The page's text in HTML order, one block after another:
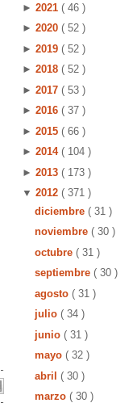
► 2021 ( 46 )
► 2020 ( 52 )
► 2019 ( 52 )
► 2018 ( 52 )
► 2017 ( 53 )
► 2016 ( 37 )
► 2015 ( 66 )
► 2014 ( 104 )
► 2013 ( 173 )
▼ 2012 ( 371 )
diciembre ( 31 )
noviembre ( 30 )
octubre ( 31 )
septiembre ( 30 )
agosto ( 31 )
julio ( 34 )
junio ( 31 )
mayo ( 32 )
abril ( 30 )
marzo ( 30 )